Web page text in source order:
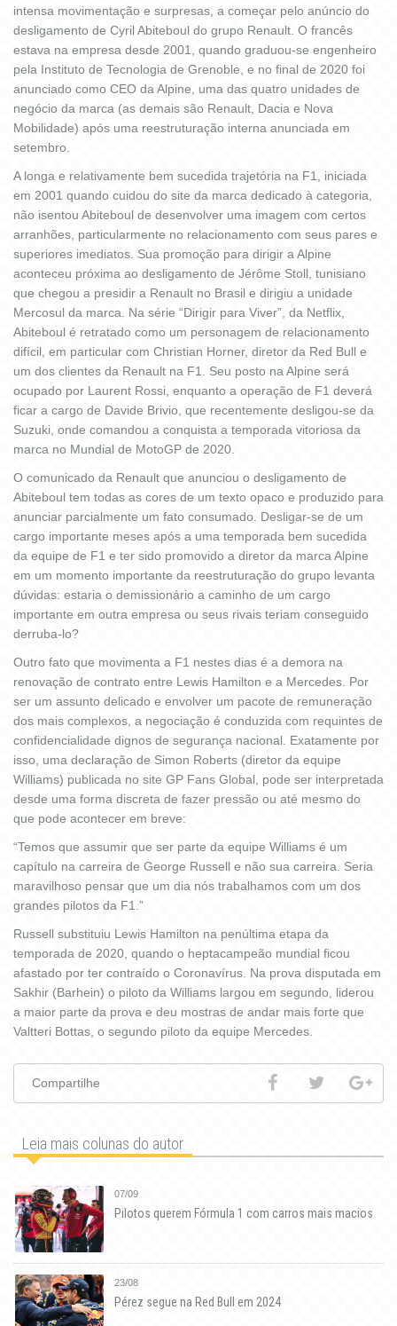
intensa movimentação e surpresas, a começar pelo anúncio do
desligamento de Cyril Abiteboul do grupo Renault. O francês
estava na empresa desde 2001, quando graduou-se engenheiro
pela Instituto de Tecnologia de Grenoble, e no final de 2020 foi
anunciado como CEO da Alpine, uma das quatro unidades de
negócio da marca (as demais são Renault, Dacia e Nova
Mobilidade) após uma reestruturação interna anunciada em
setembro.
A longa e relativamente bem sucedida trajetória na F1, iniciada
em 2001 quando cuidou do site da marca dedicado à categoria,
não isentou Abiteboul de desenvolver uma imagem com certos
arranhões, particularmente no relacionamento com seus pares e
superiores imediatos. Sua promoção para dirigir a Alpine
aconteceu próxima ao desligamento de Jérôme Stoll, tunisiano
que chegou a presidir a Renault no Brasil e dirigiu a unidade
Mercosul da marca. Na série “Dirigir para Viver”, da Netflix,
Abiteboul é retratado como um personagem de relacionamento
difícil, em particular com Christian Horner, diretor da Red Bull e
um dos clientes da Renault na F1. Seu posto na Alpine será
ocupado por Laurent Rossi, enquanto a operação de F1 deverá
ficar a cargo de Davide Brivio, que recentemente desligou-se da
Suzuki, onde comandou a conquista a temporada vitoriosa da
marca no Mundial de MotoGP de 2020.
O comunicado da Renault que anunciou o desligamento de
Abiteboul tem todas as cores de um texto opaco e produzido para
anunciar parcialmente um fato consumado. Desligar-se de um
cargo importante meses após a uma temporada bem sucedida
da equipe de F1 e ter sido promovido a diretor da marca Alpine
em um momento importante da reestruturação do grupo levanta
dúvidas: estaria o demissionário a caminho de um cargo
importante em outra empresa ou seus rivais teriam conseguido
derruba-lo?
Outro fato que movimenta a F1 nestes dias é a demora na
renovação de contrato entre Lewis Hamilton e a Mercedes. Por
ser um assunto delicado e envolver um pacote de remuneração
dos mais complexos, a negociação é conduzida com requintes de
confidencialidade dignos de segurança nacional. Exatamente por
isso, uma declaração de Simon Roberts (diretor da equipe
Williams) publicada no site GP Fans Global, pode ser interpretada
desde uma forma discreta de fazer pressão ou até mesmo do
que pode acontecer em breve:
“Temos que assumir que ser parte da equipe Williams é um
capítulo na carreira de George Russell e não sua carreira. Seria
maravilhoso pensar que um dia nós trabalhamos com um dos
grandes pilotos da F1.”
Russell substituiu Lewis Hamilton na penúltima etapa da
temporada de 2020, quando o heptacampeão mundial ficou
afastado por ter contraído o Coronavírus. Na prova disputada em
Sakhir (Barhein) o piloto da Williams largou em segundo, liderou
a maior parte da prova e deu mostras de andar mais forte que
Valtteri Bottas, o segundo piloto da equipe Mercedes.
Compartilhe
Leia mais colunas do autor
07/09
Pilotos querem Fórmula 1 com carros mais macios
23/08
Pérez segue na Red Bull em 2024